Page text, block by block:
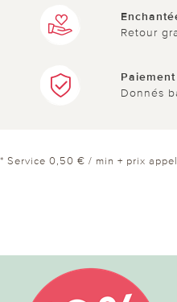
Retour
Donnés
* Service 0,50 € / min + prix appel